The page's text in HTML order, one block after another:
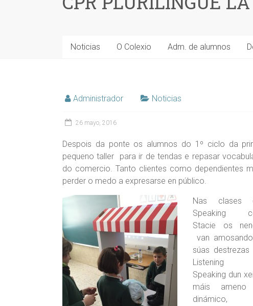
Noticias O Colexio Adm. de alumnos
Administrador Noticias
26 mayo, 2016
Despois da ponte os alumnos do 1º ciclo da
pequeno taller para ir de tendas e repasar
do comercio. Tanto clientes como dependientes
perder o medo a expresarse en público.
Nas clases
Speaking
Stacie os
van
súas destrezas
Listening
Speaking dun
máis
dinámico,